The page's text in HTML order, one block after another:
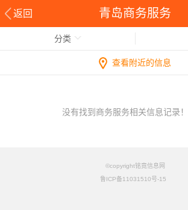
返回 青岛商务服务
分类
查看附近的信息
没有找到商务服务相关信息记录！
©copyright铭竟信息网
鲁ICP备11031510号-15